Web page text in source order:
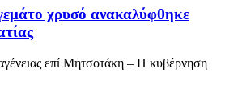
χρυσό ανακαλύφθηκε